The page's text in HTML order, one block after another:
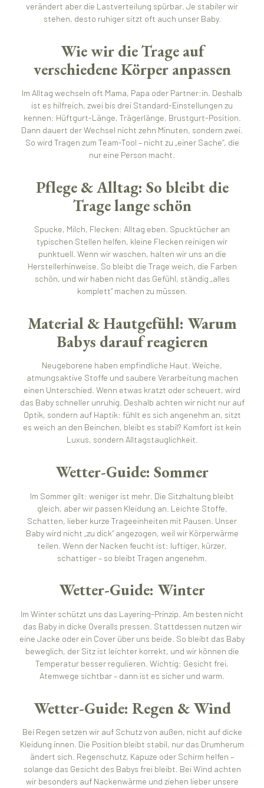
verändert aber die Lastverteilung spürbar. Je stabiler wir
stehen, desto ruhiger sitzt oft auch unser Baby.
Wie wir die Trage auf
verschiedene Körper anpassen
Im Alltag wechseln oft Mama, Papa oder Partner:in. Deshalb
ist es hilfreich, zwei bis drei Standard-Einstellungen zu
kennen: Hüftgurt-Länge, Trägerlänge, Brustgurt-Position.
Dann dauert der Wechsel nicht zehn Minuten, sondern zwei.
So wird Tragen zum Team-Tool – nicht zu „einer Sache“, die
nur eine Person macht.
Pflege & Alltag: So bleibt die
Trage lange schön
Spucke, Milch, Flecken: Alltag eben. Spucktücher an
typischen Stellen helfen, kleine Flecken reinigen wir
punktuell. Wenn wir waschen, halten wir uns an die
Herstellerhinweise. So bleibt die Trage weich, die Farben
schön, und wir haben nicht das Gefühl, ständig „alles
komplett“ machen zu müssen.
Material & Hautgefühl: Warum
Babys darauf reagieren
Neugeborene haben empfindliche Haut. Weiche,
atmungsaktive Stoffe und saubere Verarbeitung machen
einen Unterschied. Wenn etwas kratzt oder scheuert, wird
das Baby schneller unruhig. Deshalb achten wir nicht nur auf
Optik, sondern auf Haptik: fühlt es sich angenehm an, sitzt
es weich an den Beinchen, bleibt es stabil? Komfort ist kein
Luxus, sondern Alltagstauglichkeit.
Wetter-Guide: Sommer
Im Sommer gilt: weniger ist mehr. Die Sitzhaltung bleibt
gleich, aber wir passen Kleidung an. Leichte Stoffe,
Schatten, lieber kurze Trageeinheiten mit Pausen. Unser
Baby wird nicht „zu dick“ angezogen, weil wir Körperwärme
teilen. Wenn der Nacken feucht ist: luftiger, kürzer,
schattiger – so bleibt Tragen angenehm.
Wetter-Guide: Winter
Im Winter schützt uns das Layering-Prinzip. Am besten nicht
das Baby in dicke Overalls pressen. Stattdessen nutzen wir
eine Jacke oder ein Cover über uns beide. So bleibt das Baby
beweglich, der Sitz ist leichter korrekt, und wir können die
Temperatur besser regulieren. Wichtig: Gesicht frei,
Atemwege sichtbar – dann ist es sicher und warm.
Wetter-Guide: Regen & Wind
Bei Regen setzen wir auf Schutz von außen, nicht auf dicke
Kleidung innen. Die Position bleibt stabil, nur das Drumherum
ändert sich. Regenschutz, Kapuze oder Schirm helfen –
solange das Gesicht des Babys frei bleibt. Bei Wind achten
wir besonders auf Nackenwärme und ziehen lieber unsere